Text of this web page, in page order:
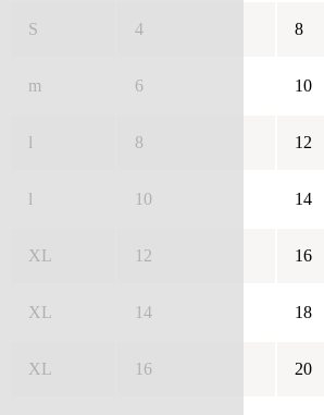
S 4 8
m 6 10
l 8 12
l 10 14
XL 12 16
XL 14 18
XL 16 20